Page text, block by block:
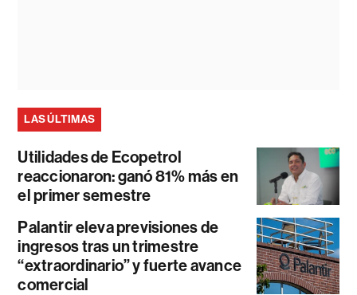
LAS ÚLTIMAS
Utilidades de Ecopetrol
reaccionaron: ganó 81% más en
el primer semestre
Palantir eleva previsiones de
ingresos tras un trimestre
“extraordinario” y fuerte avance
comercial